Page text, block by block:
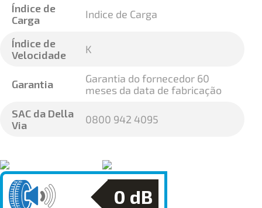
Índice de
Carga
Indice de Carga
Índice de
Velocidade
K
Garantia
Garantia do fornecedor 60
meses da data de fabricação
SAC da Della
Via
0800 942 4095
0 dB